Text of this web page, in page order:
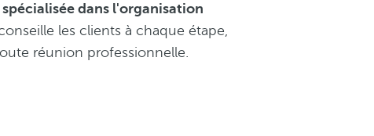
dans l'organisation
les clients à chaque étape,
réunion professionnelle.